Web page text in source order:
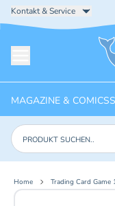
Kontakt & Service
MAGAZINE & COMICS
Produkte suchen
Home Trading Card Game